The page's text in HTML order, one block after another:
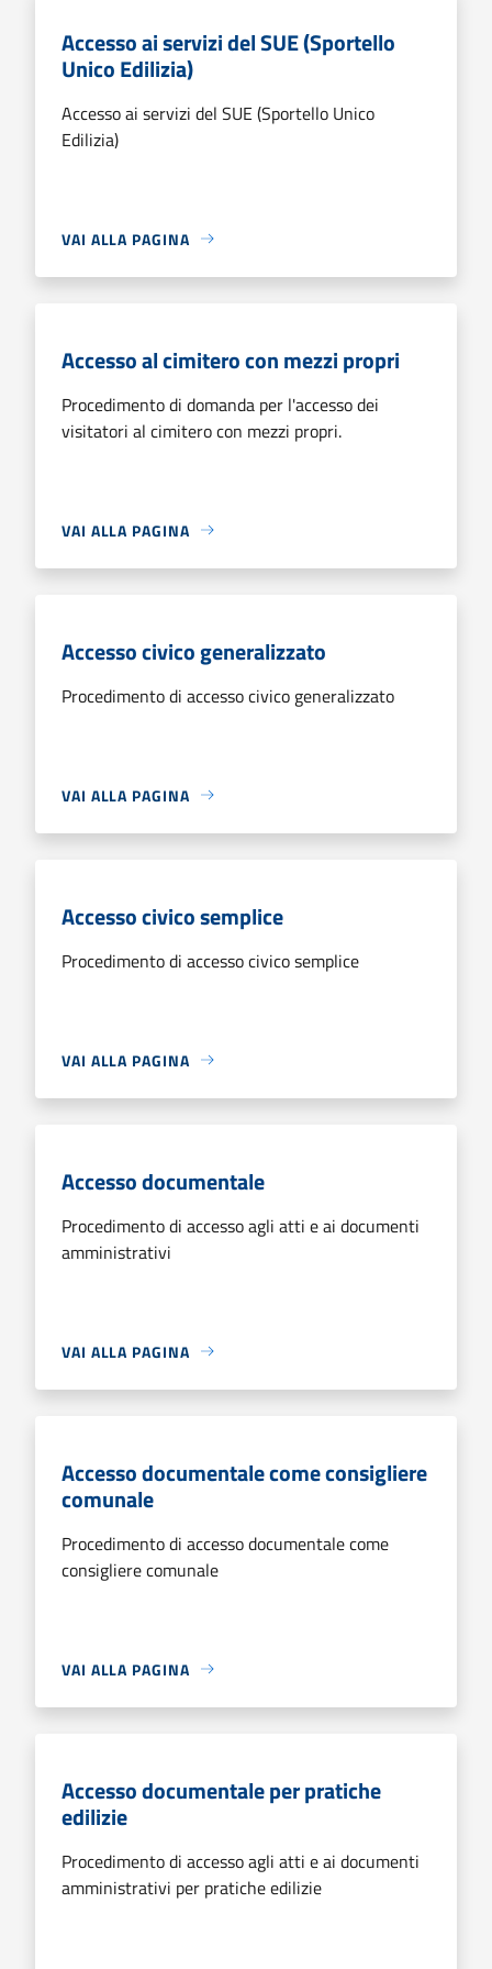
Accesso ai servizi del SUE (Sportello
Unico Edilizia)
Accesso ai servizi del SUE (Sportello Unico
Edilizia)
VAI ALLA PAGINA
Accesso al cimitero con mezzi propri
Procedimento di domanda per l'accesso dei
visitatori al cimitero con mezzi propri.
VAI ALLA PAGINA
Accesso civico generalizzato
Procedimento di accesso civico generalizzato
VAI ALLA PAGINA
Accesso civico semplice
Procedimento di accesso civico semplice
VAI ALLA PAGINA
Accesso documentale
Procedimento di accesso agli atti e ai documenti
amministrativi
VAI ALLA PAGINA
Accesso documentale come consigliere
comunale
Procedimento di accesso documentale come
consigliere comunale
VAI ALLA PAGINA
Accesso documentale per pratiche
edilizie
Procedimento di accesso agli atti e ai documenti
amministrativi per pratiche edilizie